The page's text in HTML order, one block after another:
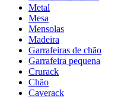
Dimensões (LxAxP cm)
Altura (cm)
Largura (cm)
profundidade (cm)
Peso (kg)10
Metal
Mesa
Mensolas
Madeira
Garrafeiras de chão
Garrafeira pequena
Crurack
Chão
Caverack